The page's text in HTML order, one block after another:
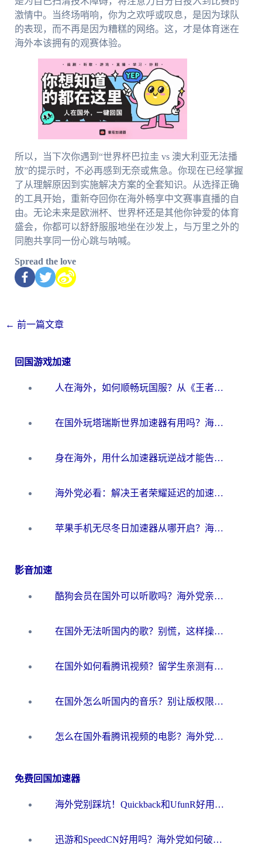
激情中。当终场哨响，你为之欢呼或叹息，是因为球队
的表现，而不再是因为糟糕的网络。这，才是体育迷在
海外本该拥有的观赛体验。
所以，当下次你遇到“世界杯巴拉圭 vs 澳大利亚无法播
放”的提示时，不必再感到无奈或焦急。你现在已经掌握
了从理解原因到实施解决方案的全套知识。从选择正确
的工具开始，重新夺回你在海外畅享中文赛事直播的自
由。无论未来是欧洲杯、世界杯还是其他你钟爱的体育
盛会，你都可以舒舒服服地坐在沙发上，与万里之外的
同胞共享同一份心跳与呐喊。
Spread the love
← 前一篇文章
回国游戏加速
人在海外，如何顺畅玩国服？从《王者荣耀》到《云图计划》的加速器终极指南
在国外玩塔瑞斯世界加速器有用吗？海外玩家亲测后的真实答案
身在海外，用什么加速器玩逆战才能告别延迟？
海外党必看：解决王者荣耀延迟的加速器终极指南——从EVE到猫和老鼠，一个工具全搞定
苹果手机无尽冬日加速器从哪开启？海外玩家的冬日生存指南
影音加速
酷狗会员在国外可以听歌吗？海外党亲测有效：3步解决音乐权限难题
在国外无法听国内的歌？别慌，这样操作就能畅听QQ音乐（附亲测加速器推荐）
在国外如何看腾讯视频？留学生亲测有效的回国加速方案
在国外怎么听国内的音乐？别让版权限制断了你的华语歌单
怎么在国外看腾讯视频的电影？海外党亲测有效的回国加速指南
免费回国加速器
海外党别踩坑！Quickback和UfunR好用吗？选对回国加速器才能无缝刷国内资源
迅游和SpeedCN好用吗？海外党如何破解那道看不见的墙